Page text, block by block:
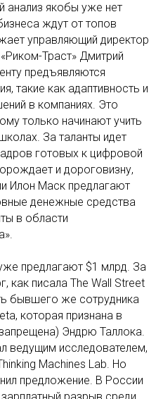
анализ якобы уже нет
ждут от топов
управляющий директор
Траст» Дмитрий
предъявляются
такие как адаптивность и
в компаниях. Это
только начинают учить
За таланты идет
готовых к цифровой
и дороговизну,
Илон Маск предлагают
денежные средства
в области
предлагают $1 млрд. За
как писала The Wall Street
бывшего же сотрудника
которая признана в
Эндрю Таллока.
ведущим исследователем,
Machines Lab. Но
предложение. В России